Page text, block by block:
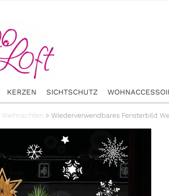
KERZEN SICHTSCHUTZ
Weihnachten > Wiederverwendbares Fensterbild